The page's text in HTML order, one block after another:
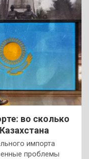
во сколько
импорта
проблемы